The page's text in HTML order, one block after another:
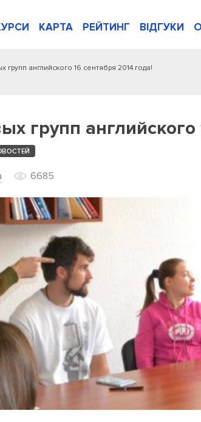
КАРТА РЕЙТИНГ ВІДГУКИ
групп английского 16 сентября 2014 года!
групп английского
6685